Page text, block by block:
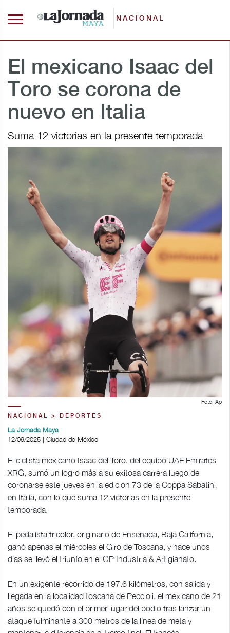
NACIONAL
El mexicano Isaac del
Toro se corona de
nuevo en Italia
Suma 12 victorias en la presente temporada
Foto: Ap
NACIONAL > DEPORTES
La Jornada Maya
12/09/2025 | Ciudad de México
El ciclista mexicano Isaac del Toro, del equipo UAE Emirates
XRG, sumó un logro más a su exitosa carrera luego de
coronarse este jueves en la edición 73 de la Coppa Sabatini,
en Italia, con lo que suma 12 victorias en la presente
temporada.
El pedalista tricolor, originario de Ensenada, Baja California,
ganó apenas el miércoles el Giro de Toscana, y hace unos
días se llevó el triunfo en el GP Industria & Artigianato.
En un exigente recorrido de 197.6 kilómetros, con salida y
llegada en la localidad toscana de Peccioli, el mexicano de 21
años se quedó con el primer lugar del podio tras lanzar un
ataque fulminante a 300 metros de la línea de meta y